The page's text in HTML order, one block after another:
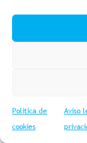
Política de
cookies
Aviso